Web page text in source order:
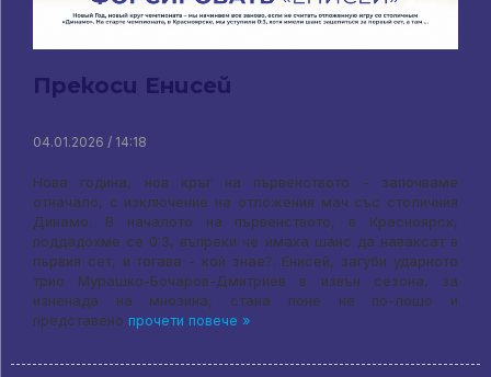
Прекоси Енисей
04.01.2026 / 14:18
Нова година, нов кръг на първенството - започваме
отначало, с изключение на отложения мач със столичния
Динамо. В началото на първенството, в Красноярск,
поддадохме се 0:3, въпреки че имаха шанс да наваксат в
първия сет, и тогава - кой знае?. Енисей, загуби ударното
трио Мурашко-Бочаров-Дмитриев в извън сезона, за
изненада на мнозина, стана поне не по-лошо и
представено прочети повече »